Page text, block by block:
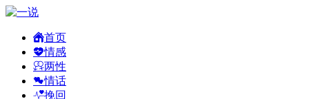
首页
情感
两性
情话
挽回